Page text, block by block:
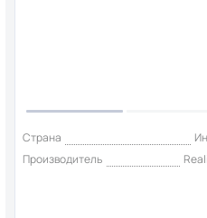
Страна
Производитель